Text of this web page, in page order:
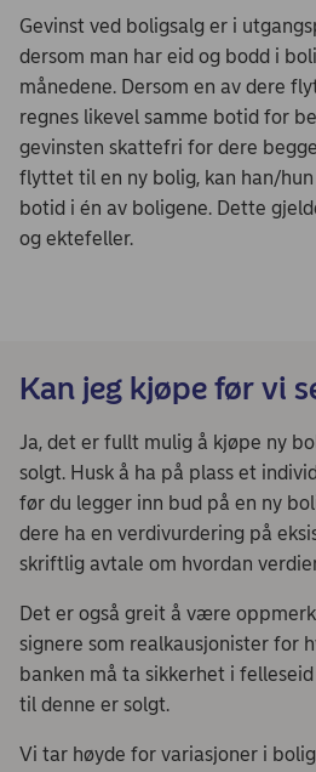
Gevinst ved boligsalg er i
dersom man har eid og bodd i
månedene. Dersom en av dere
regnes likevel samme botid for
gevinsten skattefri for dere
flyttet til en ny bolig, kan han/
botid i én av boligene. Dette
og ektefeller.
Kan jeg kjøpe før vi
Ja, det er fullt mulig å kjøpe ny
solgt. Husk å ha på plass et
før du legger inn bud på en ny
dere ha en verdivurdering på
skriftlig avtale om hvordan
Det er også greit å være
signere som realkausjonister for
banken må ta sikkerhet i
til denne er solgt.
Vi tar høyde for variasjoner i